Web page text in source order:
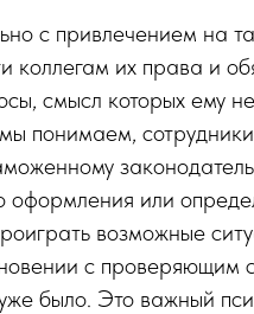
с привлечением на
коллегам их права и
смысл которых ему
понимаем,
оформления или
возможные
с проверяющим
было. Это важный